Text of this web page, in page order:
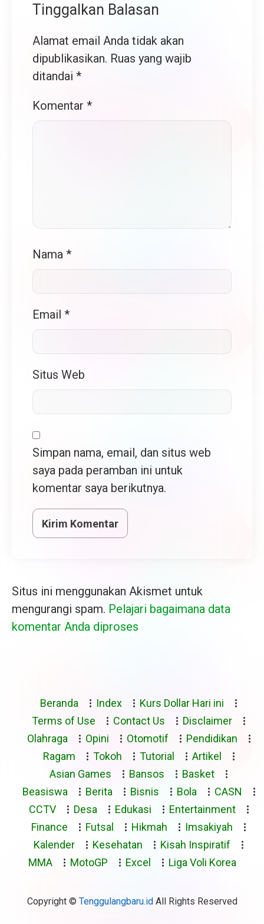
Tinggalkan Balasan
Alamat email Anda tidak akan
dipublikasikan. Ruas yang wajib
ditandai *
Komentar *
Nama *
Email *
Situs Web
Simpan nama, email, dan situs web
saya pada peramban ini untuk
komentar saya berikutnya.
Situs ini menggunakan Akismet untuk
mengurangi spam. Pelajari bagaimana data
komentar Anda diproses
Beranda Index
Kurs Dollar Hari ini
Terms of Use
Contact Us
Disclaimer
Olahraga
Opini Otomotif
Pendidikan
Ragam
Tokoh Tutorial
Artikel
Asian Games
Bansos
Basket
Beasiswa
Berita Bisnis Bola
CASN
CCTV
Desa Edukasi
Entertainment
Finance
Futsal Hikmah
Imsakiyah
Kalender
Kesehatan
Kisah Inspiratif
MMA
MotoGP Excel Liga Voli Korea
Copyright © Tenggulangbaru.idAll Rights Reserved